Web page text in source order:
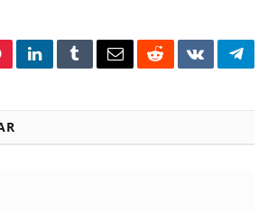
LinkedInTumblrEmailRedditVKontakte